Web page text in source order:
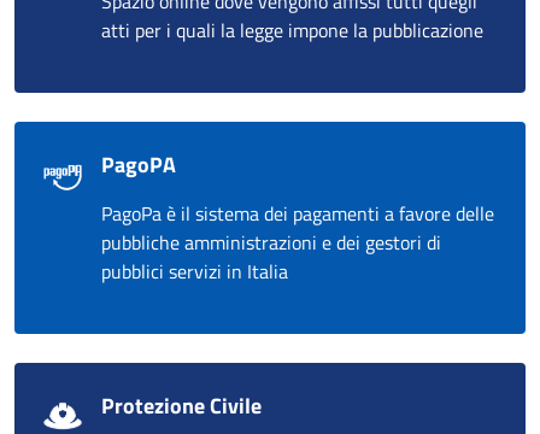
atti per i quali la legge impone la pubblicazione
PagoPA
PagoPa è il sistema dei pagamenti a favore delle
pubbliche amministrazioni e dei gestori di
pubblici servizi in Italia
Protezione Civile